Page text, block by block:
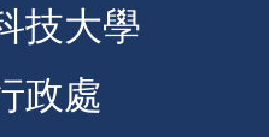
技大學
政處